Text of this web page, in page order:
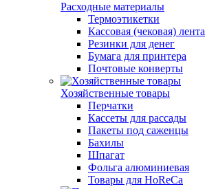
Расходные материалы
Термоэтикетки
Кассовая (чековая) лента
Резинки для денег
Бумага для принтера
Почтовые конверты
Хозяйственные товары
Перчатки
Кассеты для рассады
Пакеты под саженцы
Бахилы
Шпагат
Фольга алюминиевая
Товары для HoReCa